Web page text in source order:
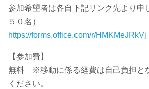
参加希望者は各自下記リンク先より申
５０名）
https://forms.office.com/r/HMKMeJRkVj
【参加費】
無料 ※移動に係る経費は自己負担と
ください。